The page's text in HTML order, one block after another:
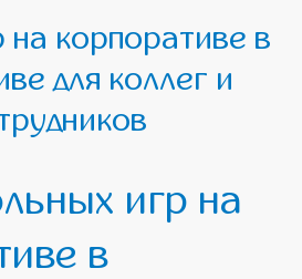
корпоративе в
для коллег и
в